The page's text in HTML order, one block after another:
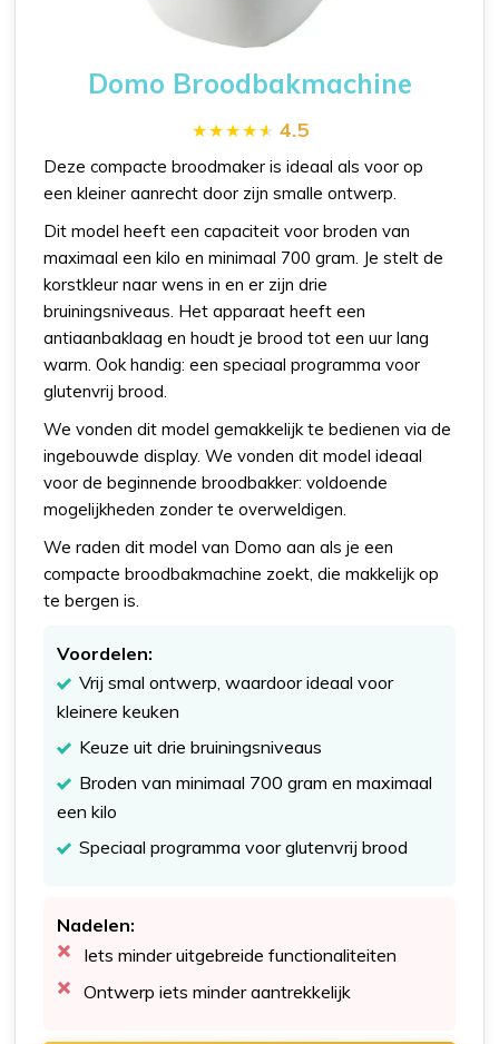
Domo Broodbakmachine
4.5
Deze compacte broodmaker is ideaal als voor op
een kleiner aanrecht door zijn smalle ontwerp.
Dit model heeft een capaciteit voor broden van
maximaal een kilo en minimaal 700 gram. Je stelt de
korstkleur naar wens in en er zijn drie
bruiningsniveaus. Het apparaat heeft een
antiaanbaklaag en houdt je brood tot een uur lang
warm. Ook handig: een speciaal programma voor
glutenvrij brood.
We vonden dit model gemakkelijk te bedienen via de
ingebouwde display. We vonden dit model ideaal
voor de beginnende broodbakker: voldoende
mogelijkheden zonder te overweldigen.
We raden dit model van Domo aan als je een
compacte broodbakmachine zoekt, die makkelijk op
te bergen is.
Voordelen:
Vrij smal ontwerp, waardoor ideaal voor
kleinere keuken
Keuze uit drie bruiningsniveaus
Broden van minimaal 700 gram en maximaal
een kilo
Speciaal programma voor glutenvrij brood
Nadelen:
Iets minder uitgebreide functionaliteiten
Ontwerp iets minder aantrekkelijk